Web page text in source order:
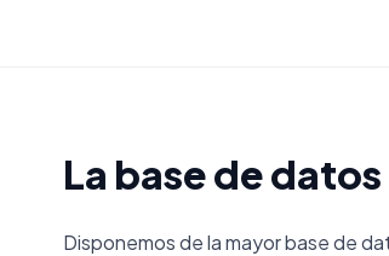
La base de
Disponemos de la mayor base de